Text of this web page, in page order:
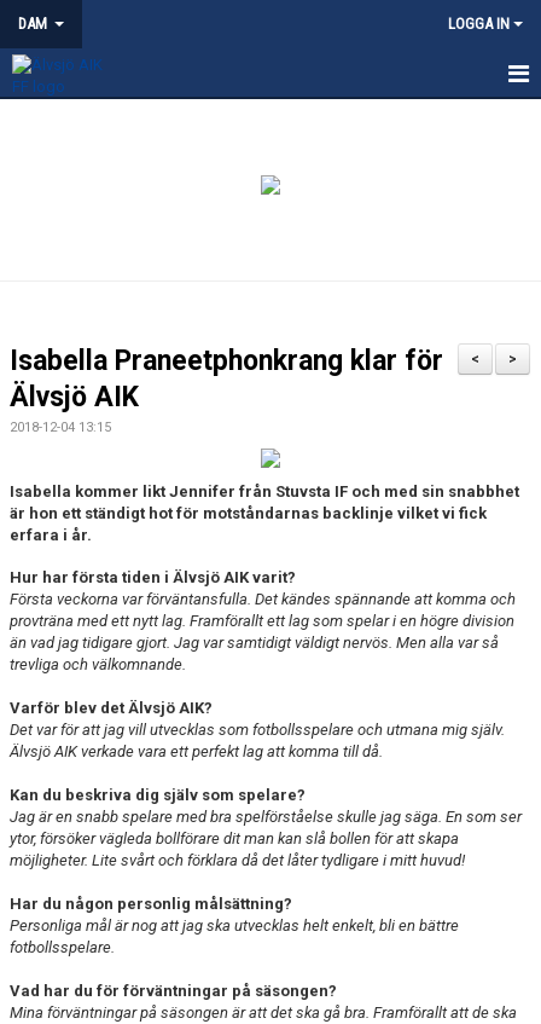
DAM LOGGA IN
MATCHER
>
<
Isabella Praneetphonkrang klar för
Älvsjö AIK
2018-12-04 13:15
Isabella kommer likt Jennifer från Stuvsta IF och med sin snabbhet
är hon ett ständigt hot för motståndarnas backlinje vilket vi fick
erfara i år.
Hur har första tiden i Älvsjö AIK varit?
Första veckorna var förväntansfulla. Det kändes spännande att komma och
provträna med ett nytt lag. Framförallt ett lag som spelar i en högre division
än vad jag tidigare gjort. Jag var samtidigt väldigt nervös. Men alla var så
trevliga och välkomnande.
Varför blev det Älvsjö AIK?
Det var för att jag vill utvecklas som fotbollsspelare och utmana mig själv.
Älvsjö AIK verkade vara ett perfekt lag att komma till då.
Kan du beskriva dig själv som spelare?
Jag är en snabb spelare med bra spelförståelse skulle jag säga. En som ser
ytor, försöker vägleda bollförare dit man kan slå bollen för att skapa
möjligheter. Lite svårt och förklara då det låter tydligare i mitt huvud!
Har du någon personlig målsättning?
Personliga mål är nog att jag ska utvecklas helt enkelt, bli en bättre
fotbollsspelare.
Vad har du för förväntningar på säsongen?
Mina förväntningar på säsongen är att det ska gå bra. Framförallt att de ska